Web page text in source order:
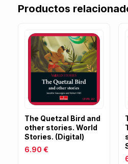
Productos
The Quetzal Bird and
other stories. World
Stories. (Digital)
6.90 €